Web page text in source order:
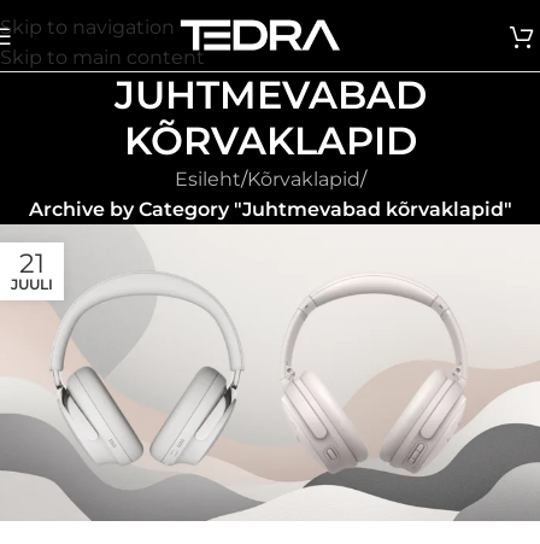
Skip to navigation
Skip to main content
JUHTMEVABAD
KÕRVAKLAPID
Esileht/Kõrvaklapid/
Archive by Category "Juhtmevabad kõrvaklapid"
21
JUULI